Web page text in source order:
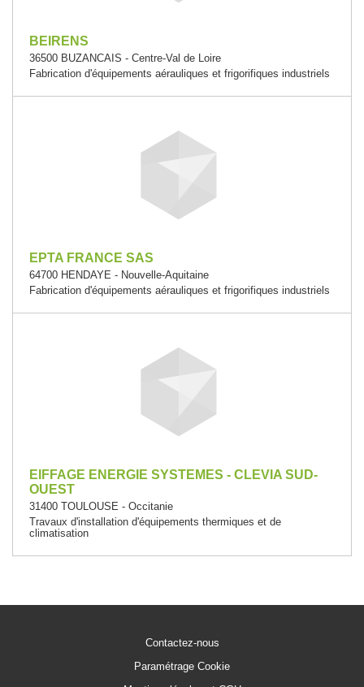
BEIRENS
36500 BUZANCAIS - Centre-Val de Loire
Fabrication d'équipements aérauliques et frigorifiques industriels
EPTA FRANCE SAS
64700 HENDAYE - Nouvelle-Aquitaine
Fabrication d'équipements aérauliques et frigorifiques industriels
EIFFAGE ENERGIE SYSTEMES - CLEVIA SUD-
OUEST
31400 TOULOUSE - Occitanie
Travaux d'installation d'équipements thermiques et de
climatisation
Contactez-nous
Paramétrage Cookie